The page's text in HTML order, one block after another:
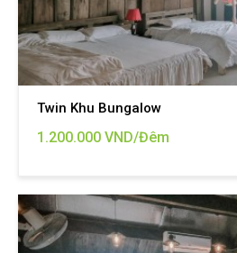
Twin Khu Bungalow
1.200.000 VND/Đêm